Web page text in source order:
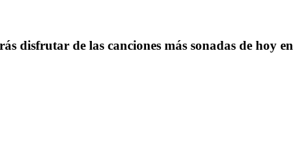
disfrutar de las canciones más sonadas de hoy en